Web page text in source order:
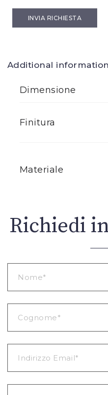
INVIA RICHIESTA
Additional information
Dimensione
Finitura
Materiale
Richiedi